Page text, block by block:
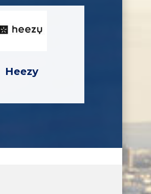
Heezy